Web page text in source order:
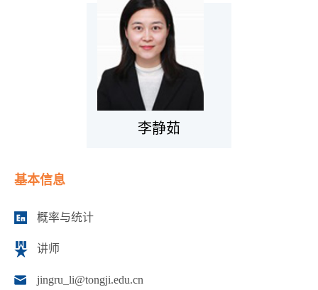
基本信息
概率与统计
讲师
jingru_li@tongji.edu.cn
李静茹